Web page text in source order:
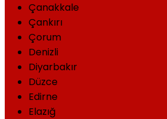
Çanakkale
Çankırı
Çorum
Denizli
Diyarbakır
Düzce
Edirne
Elazığ